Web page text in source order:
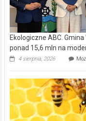
Ekologiczne ABC.
ponad 15,6 mln na
4 sierpnia, 2026